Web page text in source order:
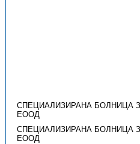
СПЕЦИАЛИЗИРАНА БОЛНИЦА
ЕООД
СПЕЦИАЛИЗИРАНА БОЛНИЦА
ЕООД